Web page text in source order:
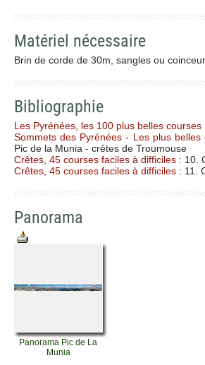
Matériel nécessaire
Brin de corde de 30m, sangles ou
Bibliographie
Les Pyrénées, les 100 plus belles courses
Sommets des Pyrénées - Les plus
Pic de la Munia - crêtes de Troumouse
Crêtes, 45 courses faciles à difficiles : 10.
Crêtes, 45 courses faciles à difficiles : 11.
Panorama
Panorama Pic de La
Munia